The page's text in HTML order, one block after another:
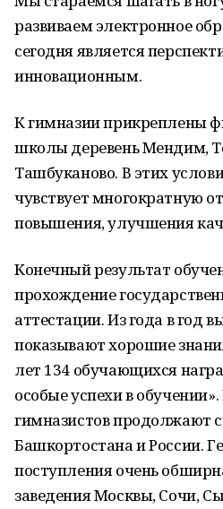
развиваем электронное
сегодня является
инновационным.
К гимназии прикреплены
школы деревень Мендим,
Ташбуканово. В этих
чувствует многократную
повышения, улучшения
Конечный результат
прохождение
аттестации. Из года в год
показывают хорошие
лет 134 обучающихся
особые успехи в
гимназистов продолжают
Башкортостана и России.
поступления очень
заведения Москвы, Сочи,